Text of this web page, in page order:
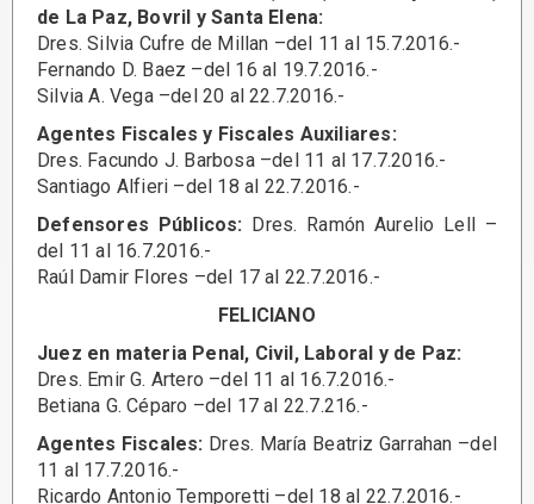
de La Paz, Bovril y Santa Elena:
Dres. Silvia Cufre de Millan –del 11 al 15.7.2016.-
Fernando D. Baez –del 16 al 19.7.2016.-
Silvia A. Vega –del 20 al 22.7.2016.-
Agentes Fiscales y Fiscales Auxiliares:
Dres. Facundo J. Barbosa –del 11 al 17.7.2016.-
Santiago Alfieri –del 18 al 22.7.2016.-
Defensores Públicos: Dres. Ramón Aurelio Lell –
del 11 al 16.7.2016.-
Raúl Damir Flores –del 17 al 22.7.2016.-
FELICIANO
Juez en materia Penal, Civil, Laboral y de Paz:
Dres. Emir G. Artero –del 11 al 16.7.2016.-
Betiana G. Céparo –del 17 al 22.7.216.-
Agentes Fiscales: Dres. María Beatriz Garrahan –del
11 al 17.7.2016.-
Ricardo Antonio Temporetti –del 18 al 22.7.2016.-